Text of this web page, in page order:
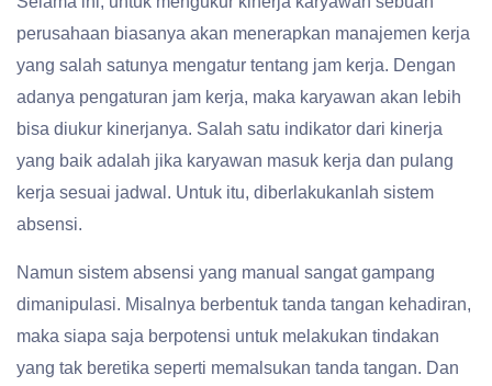
perusahaan biasanya akan menerapkan manajemen kerja
yang salah satunya mengatur tentang jam kerja. Dengan
adanya pengaturan jam kerja, maka karyawan akan lebih
bisa diukur kinerjanya. Salah satu indikator dari kinerja
yang baik adalah jika karyawan masuk kerja dan pulang
kerja sesuai jadwal. Untuk itu, diberlakukanlah sistem
absensi.
Namun sistem absensi yang manual sangat gampang
dimanipulasi. Misalnya berbentuk tanda tangan kehadiran,
maka siapa saja berpotensi untuk melakukan tindakan
yang tak beretika seperti memalsukan tanda tangan. Dan